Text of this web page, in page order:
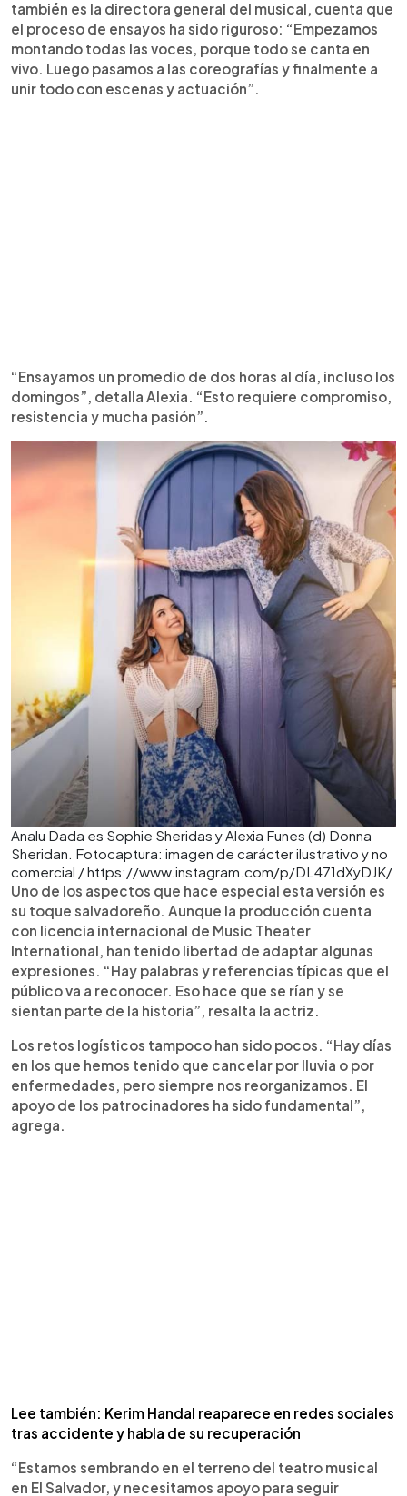
también es la directora general del musical, cuenta que
el proceso de ensayos ha sido riguroso: “Empezamos
montando todas las voces, porque todo se canta en
vivo. Luego pasamos a las coreografías y finalmente a
unir todo con escenas y actuación”.
“Ensayamos un promedio de dos horas al día, incluso los
domingos”, detalla Alexia. “Esto requiere compromiso,
resistencia y mucha pasión”.
Analu Dada es Sophie Sheridas y Alexia Funes (d) Donna
Sheridan. Fotocaptura: imagen de carácter ilustrativo y no
comercial / https://www.instagram.com/p/DL471dXyDJK/
Uno de los aspectos que hace especial esta versión es
su toque salvadoreño. Aunque la producción cuenta
con licencia internacional de Music Theater
International, han tenido libertad de adaptar algunas
expresiones. “Hay palabras y referencias típicas que el
público va a reconocer. Eso hace que se rían y se
sientan parte de la historia”, resalta la actriz.
Los retos logísticos tampoco han sido pocos. “Hay días
en los que hemos tenido que cancelar por lluvia o por
enfermedades, pero siempre nos reorganizamos. El
apoyo de los patrocinadores ha sido fundamental”,
agrega.
Lee también: Kerim Handal reaparece en redes sociales
tras accidente y habla de su recuperación
“Estamos sembrando en el terreno del teatro musical
en El Salvador, y necesitamos apoyo para seguir